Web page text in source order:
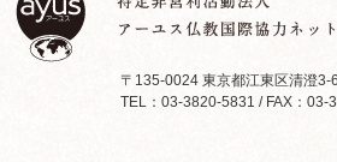
〒135-0024 東京都江東区清澄3-
TEL：03-3820-5831 / FAX：03-